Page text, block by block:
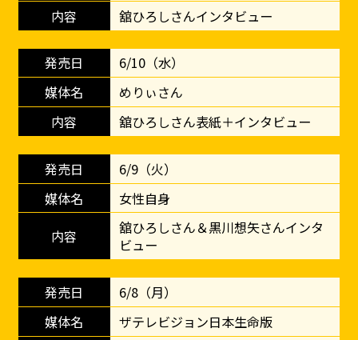
舘ひろしさんインタビュー
6/10（水）
めりぃさん
舘ひろしさん表紙＋インタビュー
6/9（火）
女性自身
舘ひろしさん＆黒川想矢さんインタ
ビュー
6/8（月）
ザテレビジョン日本生命版